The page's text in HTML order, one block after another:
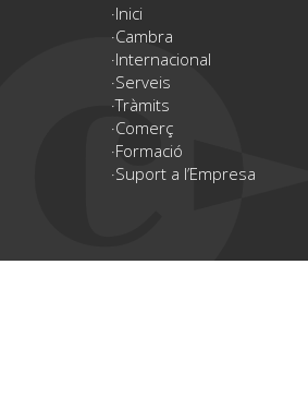
Inici
Cambra
Internacional
Serveis
Tràmits
Comerç
Formació
Suport a l’Empresa